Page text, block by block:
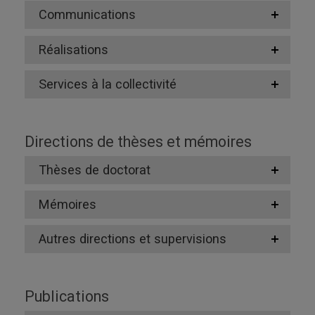
Communications
Réalisations
Services à la collectivité
Directions de thèses et mémoires
Thèses de doctorat
Mémoires
Autres directions et supervisions
Publications